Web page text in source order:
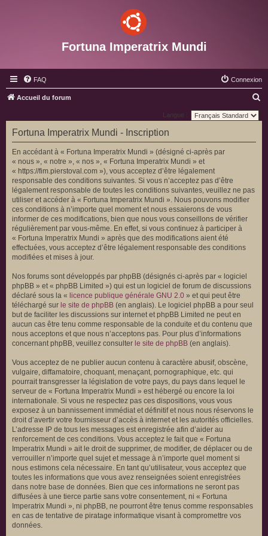
Fortuna Imperatrix Mundi
FAQ Connexion
Accueil du forum
Langue :
Fortuna Imperatrix Mundi - Inscription
En accédant à « Fortuna Imperatrix Mundi » (désigné ci-après par
« nous », « notre », « nos », « Fortuna Imperatrix Mundi » et
« https://fim.pierstoval.com »), vous acceptez d’être légalement
responsable des conditions suivantes. Si vous n’acceptez pas d’être
légalement responsable de toutes les conditions suivantes, veuillez ne pas
utiliser et accéder à « Fortuna Imperatrix Mundi ». Nous pouvons modifier
ces conditions à n’importe quel moment et nous essaierons de vous
informer de ces modifications, bien que nous vous conseillons de vérifier
régulièrement par vous-même. En effet, si vous continuez à participer à
« Fortuna Imperatrix Mundi » après que des modifications aient été
effectuées, vous acceptez d’être légalement responsable des conditions
modifiées et mises à jour.
Nos forums sont développés par phpBB (désignés ci-après par « logiciel
phpBB » et « phpBB Limited ») qui est un logiciel de forum de discussions
déclaré sous la « licence publique générale GNU 2.0 » et qui peut être
téléchargé sur le site de phpBB (en anglais). Le logiciel phpBB a pour seul
but de faciliter les discussions sur internet et phpBB Limited ne peut en
aucun cas être tenu comme responsable de la conduite et du contenu que
nous acceptons et que nous n’acceptons pas. Pour plus d’informations
concernant phpBB, veuillez consulter le site de phpBB (en anglais).
Vous acceptez de ne publier aucun contenu à caractère abusif, obscène,
vulgaire, diffamatoire, choquant, menaçant, pornographique, etc. qui
pourrait transgresser la législation de votre pays, du pays dans lequel le
serveur de « Fortuna Imperatrix Mundi » est hébergé ou encore la loi
internationale. Si vous ne respectez pas ces dispositions, vous vous
exposez à un bannissement immédiat et définitif et nous nous réservons le
droit d’avertir votre fournisseur d’accès à internet et les autorités officielles.
L’adresse IP de tous les messages est enregistrée afin d’aider au
renforcement de ces conditions. Vous acceptez le fait que « Fortuna
Imperatrix Mundi » ait le droit de supprimer, de modifier, de déplacer ou de
verrouiller n’importe quel sujet et message à n’importe quel moment si
nous estimons cela nécessaire. En tant qu’utilisateur, vous acceptez que
toutes les informations que vous avez renseignées soient enregistrées
dans notre base de données. Bien que ces informations ne seront pas
diffusées à une tierce partie sans votre consentement, ni « Fortuna
Imperatrix Mundi », ni phpBB, ne pourront être tenus comme responsables
en cas de tentative de piratage informatique visant à compromettre vos
données.